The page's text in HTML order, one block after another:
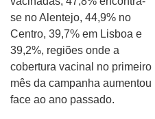
se no Alentejo, 44,9% no
Centro, 39,7% em Lisboa e
39,2%, regiões onde a
cobertura vacinal no primeiro
mês da campanha aumentou
face ao ano passado.